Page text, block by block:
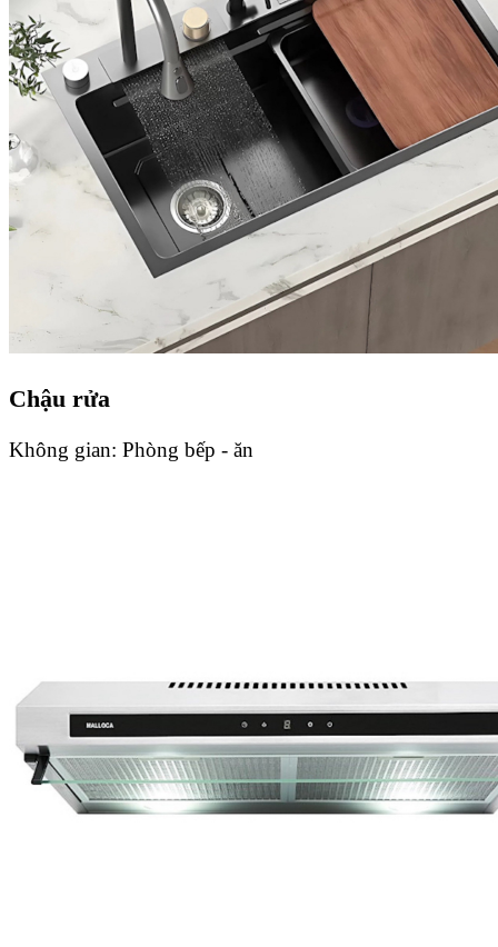
Chậu rửa
Không gian: Phòng bếp - ăn